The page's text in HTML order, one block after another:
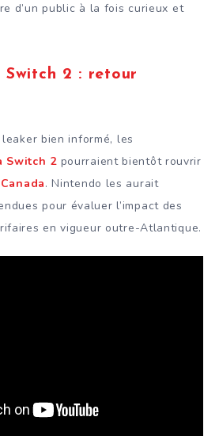
d’un public à la fois curieux et
Switch 2 : retour
bien informé, les
Switch 2pourraient bientôt rouvrir
Canada. Nintendo les aurait
pour évaluer l’impact des
en vigueur outre-Atlantique.